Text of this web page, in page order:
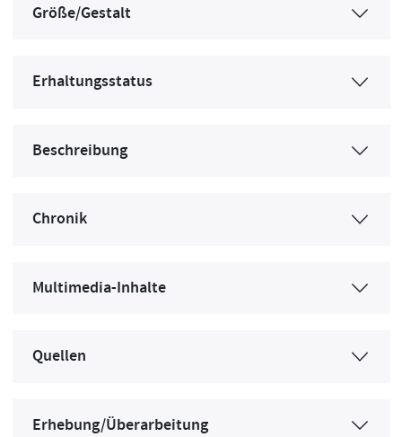
Größe/Gestalt
Erhaltungsstatus
Beschreibung
Chronik
Multimedia-Inhalte
Quellen
Erhebung/Überarbeitung